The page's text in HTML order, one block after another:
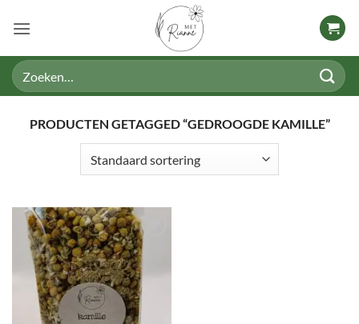
naar
Zoeken
naar:
PRODUCTEN GETAGGED “GEDROOGDE KAMILLE”
TOEVOEGEN
AAN
VERLANGLIJST